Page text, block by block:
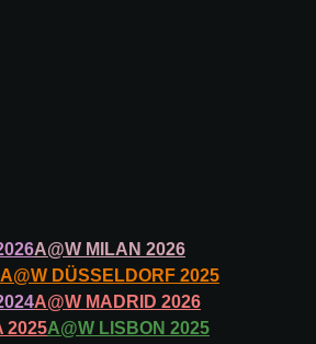
A@W MILAN 2026
A@W DÜSSELDORF 2025
A@W MADRID 2026
2025A@W LISBON 2025